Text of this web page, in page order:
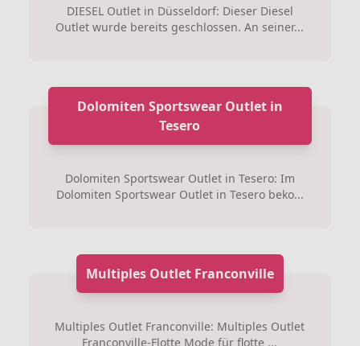
DIESEL Outlet in Düsseldorf: Dieser Diesel
Outlet wurde bereits geschlossen. An seiner...
Dolomiten Sportswear Outlet in
Tesero
Dolomiten Sportswear Outlet in Tesero: Im
Dolomiten Sportswear Outlet in Tesero beko...
Multiples Outlet Franconville
Multiples Outlet Franconville: Multiples Outlet
Franconville-Flotte Mode für flotte ...